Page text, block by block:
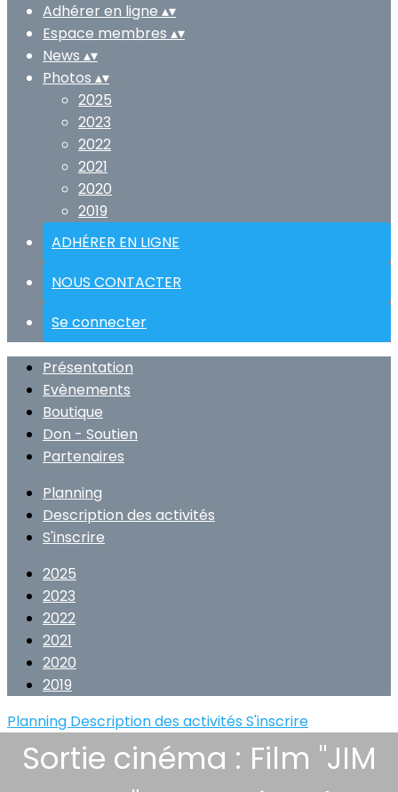
Adhérer en ligne ▴▾
Espace membres ▴▾
News ▴▾
Photos ▴▾
2025
2023
2022
2021
2020
2019
ADHÉRER EN LIGNE
NOUS CONTACTER
Se connecter
Présentation
Evènements
Boutique
Don - Soutien
Partenaires
Planning
Description des activités
S'inscrire
2025
2023
2022
2021
2020
2019
Planning Description des activités S'inscrire
Sortie cinéma : Film "JIM